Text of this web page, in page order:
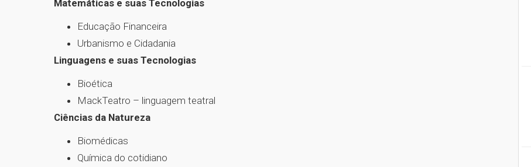
Matemáticas e suas Tecnologias
Educação Financeira
Urbanismo e Cidadania
Linguagens e suas Tecnologias
Bioética
MackTeatro – linguagem teatral
Ciências da Natureza
Biomédicas
Química do cotidiano